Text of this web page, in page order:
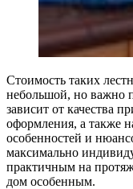
Стоимость таких
небольшой, но важно
зависит от качества
оформления, а также
особенностей и
максимально
практичным на
дом особенным.